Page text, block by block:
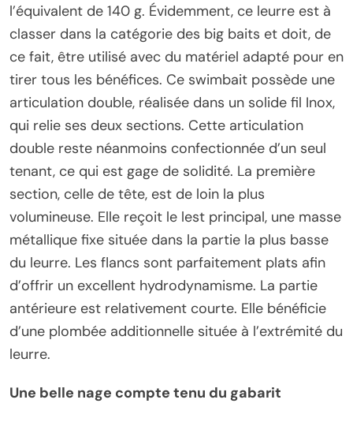
l’équivalent de 140 g. Évidemment, ce leurre est à
classer dans la catégorie des big baits et doit, de
ce fait, être utilisé avec du matériel adapté pour en
tirer tous les bénéfices. Ce swimbait possède une
articulation double, réalisée dans un solide fil Inox,
qui relie ses deux sections. Cette articulation
double reste néanmoins confectionnée d’un seul
tenant, ce qui est gage de solidité. La première
section, celle de tête, est de loin la plus
volumineuse. Elle reçoit le lest principal, une masse
métallique fixe située dans la partie la plus basse
du leurre. Les flancs sont parfaitement plats afin
d’offrir un excellent hydrodynamisme. La partie
antérieure est relativement courte. Elle bénéficie
d’une plombée additionnelle située à l’extrémité du
leurre.
Une belle nage compte tenu du gabarit